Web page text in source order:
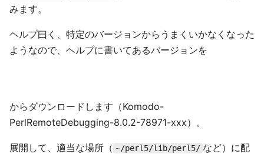
みます。
ヘルプ曰く、特定のバージョンからうまくいかなくなった
ようなので、ヘルプに書いてあるバージョンを
からダウンロードします（Komodo-
PerlRemoteDebugging-8.0.2-78971-xxx）。
展開して、適当な場所（ ~/perl5/lib/perl5/ など）に配